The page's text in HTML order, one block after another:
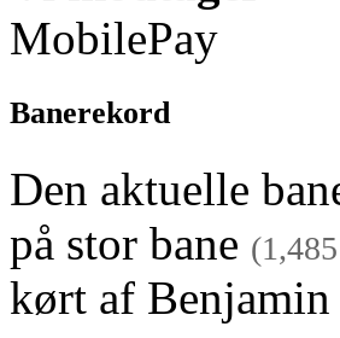
MobilePay
Banerekord
Den aktuelle
på stor bane
kørt af Benjamin